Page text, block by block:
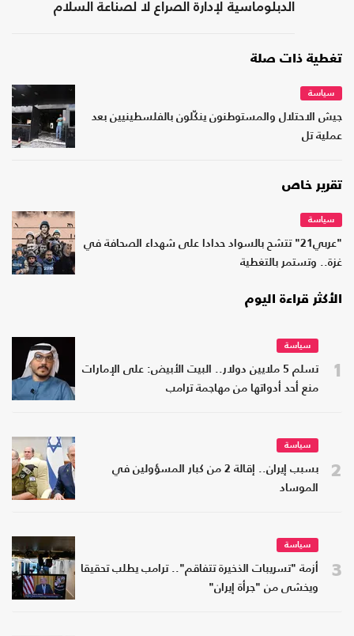
الدبلوماسية لإدارة الصراع لا لصناعة السلام
تغطية ذات صلة
سياسة
جيش الاحتلال والمستوطنون ينكّلون بالفلسطينيين بعد
عملية تل
تقرير خاص
سياسة
"عربي21" تتشح بالسواد حدادا على شهداء الصحافة في
غزة.. وتستمر بالتغطية
الأكثر قراءة اليوم
1
سياسة
تسلم 5 ملايين دولار.. البيت الأبيض: على الإمارات
منع أحد أدواتها من مهاجمة ترامب
2
سياسة
بسبب إيران.. إقالة 2 من كبار المسؤولين في
الموساد
3
سياسة
أزمة "تسريبات الذخيرة تتفاقم".. ترامب يطلب تحقيقا
ويخشى من "جرأة إيران"